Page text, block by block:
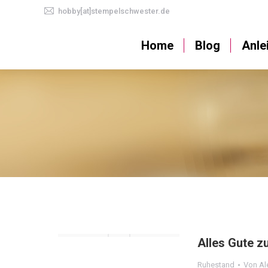
hobby[at]stempelschwester.de
Home Blog
Alles Gute
Ruhestand Von